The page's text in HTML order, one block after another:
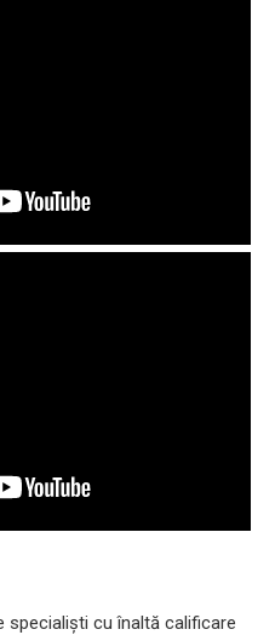
specialiști cu înaltă calificare